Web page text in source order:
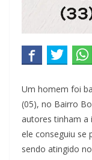
Um homem foi
(05), no Bairro
autores tinham a
ele conseguiu se
sendo atingido